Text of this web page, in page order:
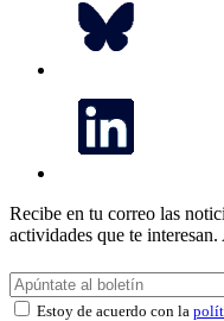
Recibe en tu correo las
actividades que te interesan.
Estoy de acuerdo con la